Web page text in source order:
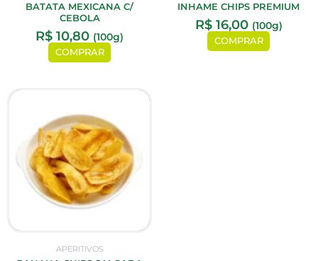
BATATA MEXICANA C/
CEBOLA
R$ 10,80 (100g)
COMPRAR
INHAME CHIPS PREMIUM
R$16,00 (100g)
COMPRAR
APERITIVOS